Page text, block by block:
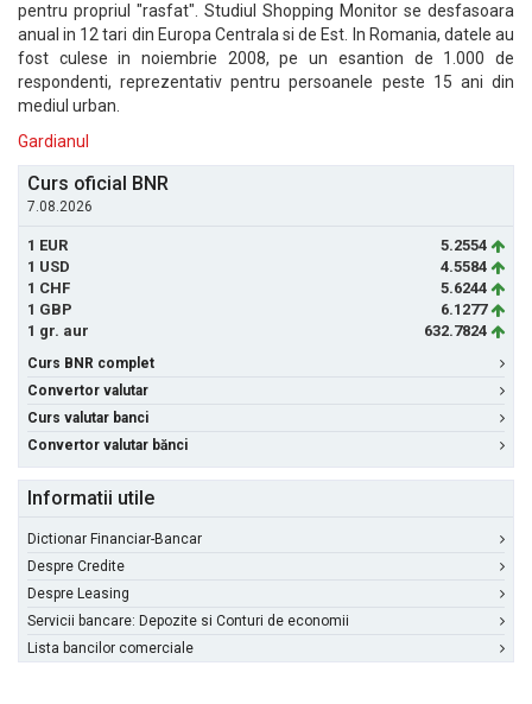
pentru propriul "rasfat". Studiul Shopping Monitor se desfasoara
anual in 12 tari din Europa Centrala si de Est. In Romania, datele au
fost culese in noiembrie 2008, pe un esantion de 1.000 de
respondenti, reprezentativ pentru persoanele peste 15 ani din
mediul urban.
Gardianul
Curs oficial BNR
7.08.2026
1 EUR
5.2554
1 USD
4.5584
1 CHF
5.6244
1 GBP
6.1277
1 gr. aur
632.7824
Curs BNR complet
Convertor valutar
Curs valutar banci
Convertor valutar bănci
Informatii utile
Dictionar Financiar-Bancar
Despre Credite
Despre Leasing
Servicii bancare: Depozite si Conturi de economii
Lista bancilor comerciale